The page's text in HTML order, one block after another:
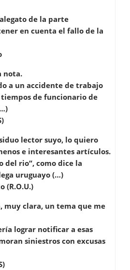
de la parte
en cuenta el fallo de la
nota.
a un accidente de trabajo
de funcionario de
lector suyo, lo quiero
e interesantes artículos.
del rio“, como dice la
uruguayo (…)
(R.O.U.)
muy clara, un tema que me
lograr notificar a esas
siniestros con excusas